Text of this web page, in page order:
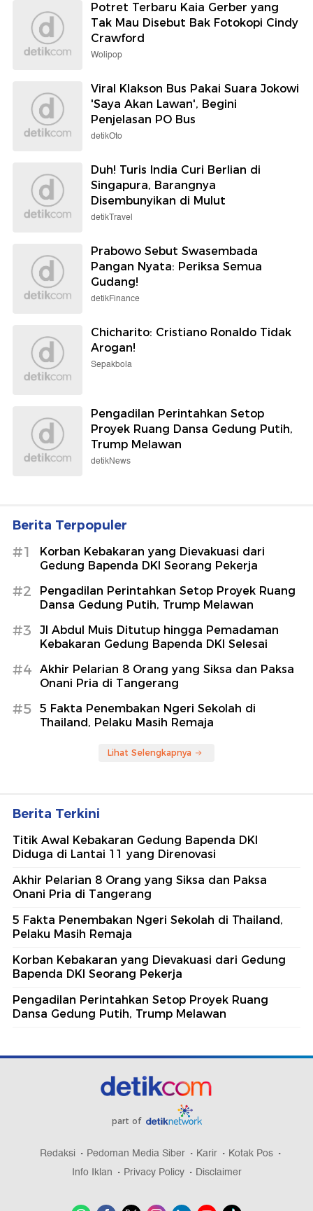
Potret Terbaru Kaia Gerber yang
Tak Mau Disebut Bak Fotokopi Cindy
Crawford
Wolipop
Viral Klakson Bus Pakai Suara Jokowi
'Saya Akan Lawan', Begini
Penjelasan PO Bus
detikOto
Duh! Turis India Curi Berlian di
Singapura, Barangnya
Disembunyikan di Mulut
detikTravel
Prabowo Sebut Swasembada
Pangan Nyata: Periksa Semua
Gudang!
detikFinance
Chicharito: Cristiano Ronaldo Tidak
Arogan!
Sepakbola
Pengadilan Perintahkan Setop
Proyek Ruang Dansa Gedung Putih,
Trump Melawan
detikNews
Berita Terpopuler
#1
Korban Kebakaran yang Dievakuasi dari
Gedung Bapenda DKI Seorang Pekerja
#2
Pengadilan Perintahkan Setop Proyek Ruang
Dansa Gedung Putih, Trump Melawan
#3
Jl Abdul Muis Ditutup hingga Pemadaman
Kebakaran Gedung Bapenda DKI Selesai
#4
Akhir Pelarian 8 Orang yang Siksa dan Paksa
Onani Pria di Tangerang
#5
5 Fakta Penembakan Ngeri Sekolah di
Thailand, Pelaku Masih Remaja
Lihat Selengkapnya
Berita Terkini
Titik Awal Kebakaran Gedung Bapenda DKI
Diduga di Lantai 11 yang Direnovasi
Akhir Pelarian 8 Orang yang Siksa dan Paksa
Onani Pria di Tangerang
5 Fakta Penembakan Ngeri Sekolah di Thailand,
Pelaku Masih Remaja
Korban Kebakaran yang Dievakuasi dari Gedung
Bapenda DKI Seorang Pekerja
Pengadilan Perintahkan Setop Proyek Ruang
Dansa Gedung Putih, Trump Melawan
part of
Redaksi Pedoman Media Siber Karir
Kotak Pos
Info Iklan
Privacy Policy Disclaimer